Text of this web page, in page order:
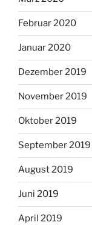
Februar 2020
Januar 2020
Dezember 2019
November 2019
Oktober 2019
September 2019
August 2019
Juni 2019
April 2019